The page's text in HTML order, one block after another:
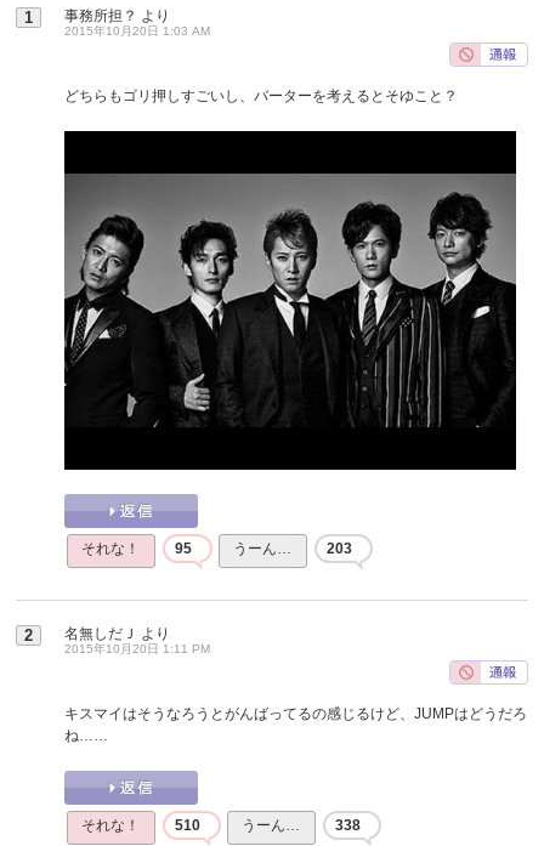
1 事務所担？ より
2015年10月20日 1:03 AM
どちらもゴリ押しすごいし、バーターを考えるとそゆこと？
それな！ 95 うーん… 203
2 名無しだＪ より
2015年10月20日 1:11 PM
キスマイはそうなろうとがんばってるの感じるけど、JUMPはどうだろ
ね……
それな！ 510 うーん… 338